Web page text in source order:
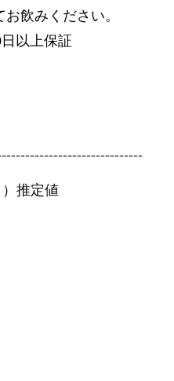
飲みください。
以上保証
推定値